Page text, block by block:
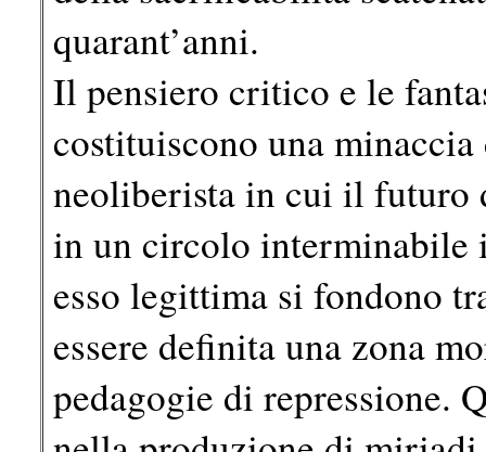
quarant’anni.
Il pensiero critico e le
costituiscono una
neoliberista in cui il futuro
in un circolo interminabile
esso legittima si fondono
essere definita una zona
pedagogie di repressione.